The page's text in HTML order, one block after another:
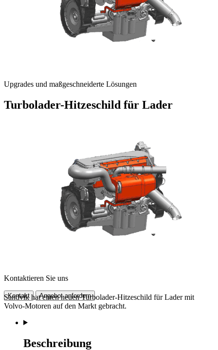
Upgrades und maßgeschneiderte Lösungen
Turbolader-Hitzeschild für Lader
Kontaktieren Sie uns
Kontakt Angebot anfordern
Sandvik hat einen neuen Turbolader-Hitzeschild für Lader mit
Volvo-Motoren auf den Markt gebracht.
Beschreibung